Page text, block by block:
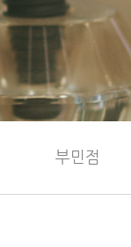
부민점